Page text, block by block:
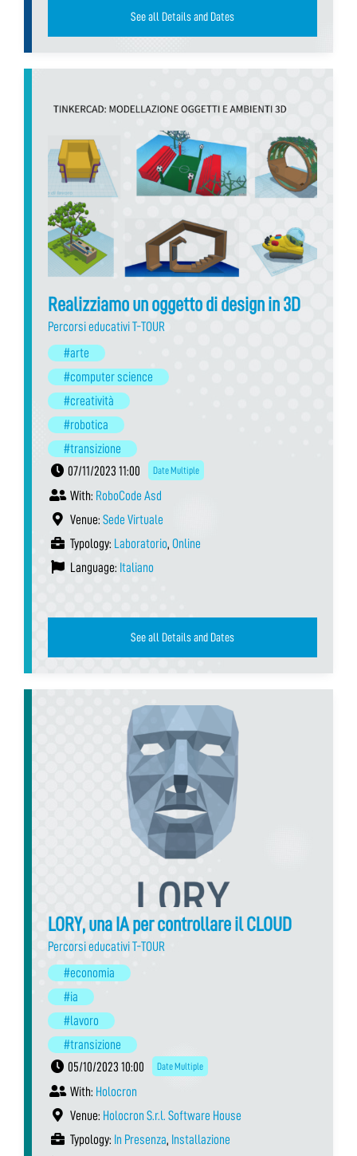
See all Details and Dates
Realizziamo un oggetto di design in 3D
Percorsi educativi T-TOUR
#arte
#computer science
#creatività
#robotica
#transizione
07/11/2023 11:00
Date Multiple
With: RoboCode Asd
Venue: Sede Virtuale
Typology: Laboratorio, Online
Language: Italiano
See all Details and Dates
LORY, una IA per controllare il CLOUD
Percorsi educativi T-TOUR
#economia
#ia
#lavoro
#transizione
05/10/2023 10:00
Date Multiple
With: Holocron
Venue: Holocron S.r.l. Software House
Typology: In Presenza, Installazione